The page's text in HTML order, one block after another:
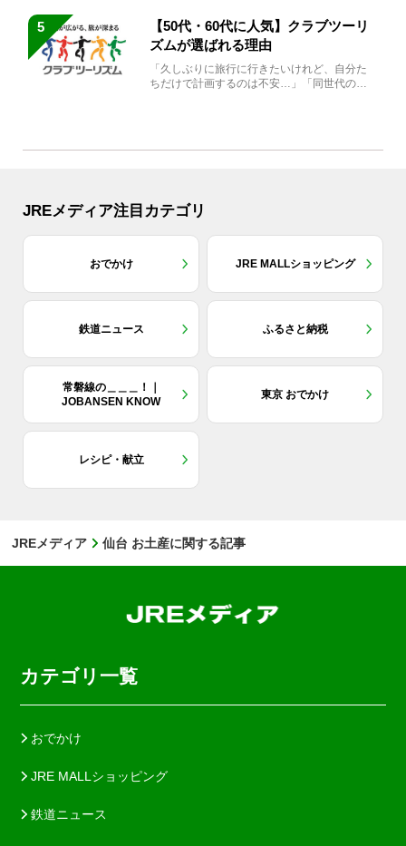
5
【50代・60代に人気】クラブツーリ
ズムが選ばれる理由
「久しぶりに旅行に行きたいけれど、自分た
ちだけで計画するのは不安…」「同世代の方
JREメディア注目カテゴリ
おでかけ JRE MALLショッピング
鉄道ニュース ふるさと納税
常磐線の＿＿＿！｜
JOBANSEN KNOW
東京 おでかけ
レシピ・献立
JREメディア 仙台 お土産に関する記事
カテゴリ一覧
おでかけ
JRE MALLショッピング
鉄道ニュース